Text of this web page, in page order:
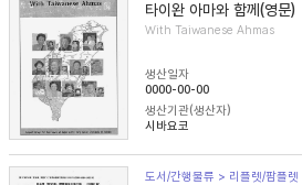
타이완 아마와 함께(영문)
With Taiwanese Ahmas
생산일자
0000-00-00
생산기관(생산자)
시바요코
도서/간행물류 > 리플렛/팜플렛